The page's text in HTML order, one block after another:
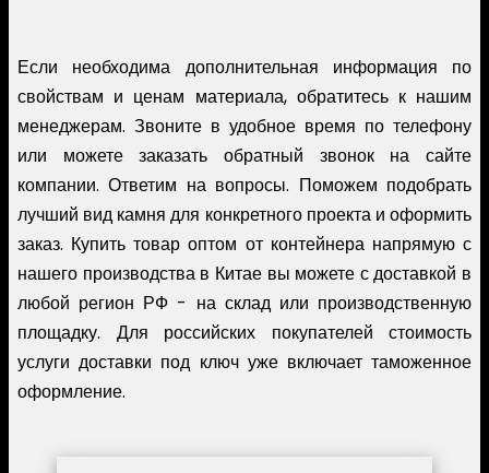
Если необходима дополнительная информация по
свойствам и ценам материала, обратитесь к нашим
менеджерам. Звоните в удобное время по телефону
или можете заказать обратный звонок на сайте
компании. Ответим на вопросы. Поможем подобрать
лучший вид камня для конкретного проекта и оформить
заказ. Купить товар оптом от контейнера напрямую с
нашего производства в Китае вы можете с доставкой в
любой регион РФ - на склад или производственную
площадку. Для российских покупателей стоимость
услуги доставки под ключ уже включает таможенное
оформление.